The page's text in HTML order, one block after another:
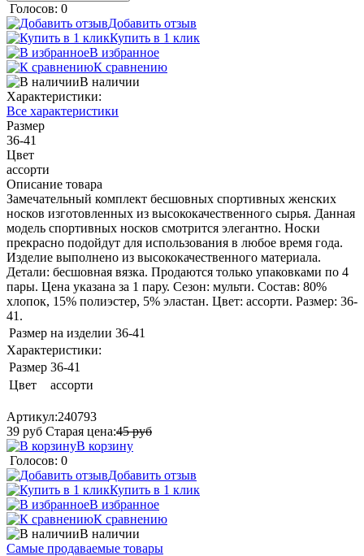
Голосов: 0
Добавить отзыв
Купить в 1 клик
В избранное
К сравнению
В наличии
Характеристики:
Все характеристики
Размер
36-41
Цвет
ассорти
Описание товара
Замечательный комплект бесшовных спортивных женских
носков изготовленных из высококачественного сырья. Данная
модель спортивных носков смотрится элегантно. Носки
прекрасно подойдут для использования в любое время года.
Изделие выполнено из высококачественного материала.
Детали: бесшовная вязка. Продаются только упаковками по 4
пары. Цена указана за 1 пару. Сезон: мульти. Состав: 80%
хлопок, 15% полиэстер, 5% эластан. Цвет: ассорти. Размер: 36-
41.
Размер на изделии 36-41
Характеристики:
Размер 36-41
Цвет
ассорти
Артикул:240793
39 руб Старая цена:45руб
В корзину
Голосов: 0
Добавить отзыв
Купить в 1 клик
В избранное
К сравнению
В наличии
Самые продаваемые товары